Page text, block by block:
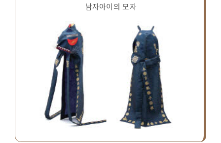
남자아이의 모자